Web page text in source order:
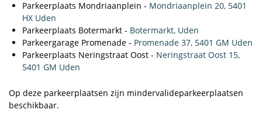
Parkeerplaats Mondriaanplein - Mondriaanplein 20, 5401
HX Uden
Parkeerplaats Botermarkt - Botermarkt, Uden
Parkeergarage Promenade - Promenade 37, 5401 GM Uden
Parkeerplaats Neringstraat Oost - Neringstraat Oost 15,
5401 GM Uden
Op deze parkeerplaatsen zijn mindervalideparkeerplaatsen
beschikbaar.